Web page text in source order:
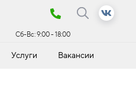
Сб-Вс:9:00 - 18:00
Услуги Вакансии